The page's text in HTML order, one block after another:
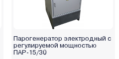
Парогенератор электродный с
регулируемой мощностью
ПАР-15/30